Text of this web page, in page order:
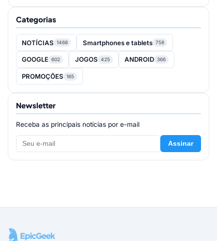
Categorias
NOTÍCIAS 1468 Smartphones e tablets 758
GOOGLE 602 JOGOS 425 ANDROID 366
PROMOÇÕES 165
Newsletter
Receba as principais notícias por e-mail
Assinar